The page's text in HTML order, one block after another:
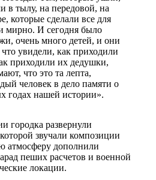
в тылу, на передовой, на
которые сделали все для
мирно. И сегодня было
очень много детей, и они
увидели, как приходили
приходили их дедушки,
что это та лепта,
человек в дело памяти о
годах нашей истории».
городка развернули
звучали композиции
атмосферу дополнили
пеших расчетов и военной
локации.